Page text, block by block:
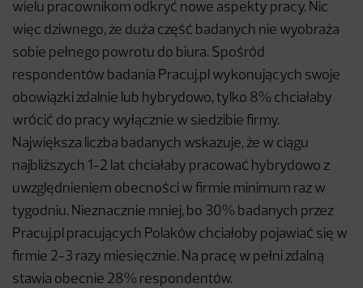
wielu pracownikom odkryć nowe aspekty pracy. Nic
więc dziwnego, że duża część badanych nie wyobraża
sobie pełnego powrotu do biura. Spośród
respondentów badania Pracuj.pl wykonujących swoje
obowiązki zdalnie lub hybrydowo, tylko 8% chciałaby
wrócić do pracy wyłącznie w siedzibie firmy.
Największa liczba badanych wskazuje, że w ciągu
najbliższych 1-2 lat chciałaby pracować hybrydowo z
uwzględnieniem obecności w firmie minimum raz w
tygodniu. Nieznacznie mniej, bo 30% badanych przez
Pracuj.pl pracujących Polaków chciałoby pojawiać się w
firmie 2-3 razy miesięcznie. Na pracę w pełni zdalną
stawia obecnie 28% respondentów.